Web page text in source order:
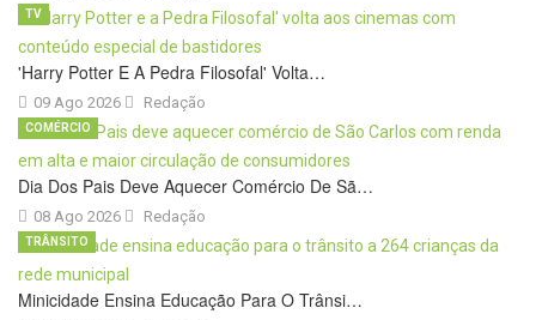
'Harry Potter E A Pedra Filosofal' Volta…
09 Ago 2026
TV
Redação
Dia Dos Pais Deve Aquecer Comércio De Sã…
08 Ago 2026
COMÉRCIO
Redação
Minicidade Ensina Educação Para O Trânsi…
TRÂNSITO